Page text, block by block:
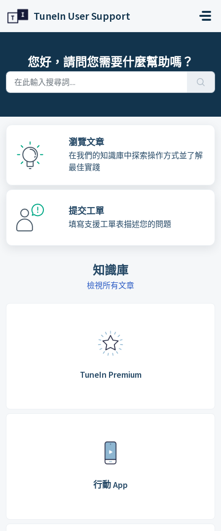
TuneIn User Support
您好，請問您需要什麼幫助嗎？
瀏覽文章
在我們的知識庫中探索操作方式並了解
最佳實踐
提交工單
填寫支援工單表描述您的問題
知識庫
檢視所有文章
TuneIn Premium
行動 App